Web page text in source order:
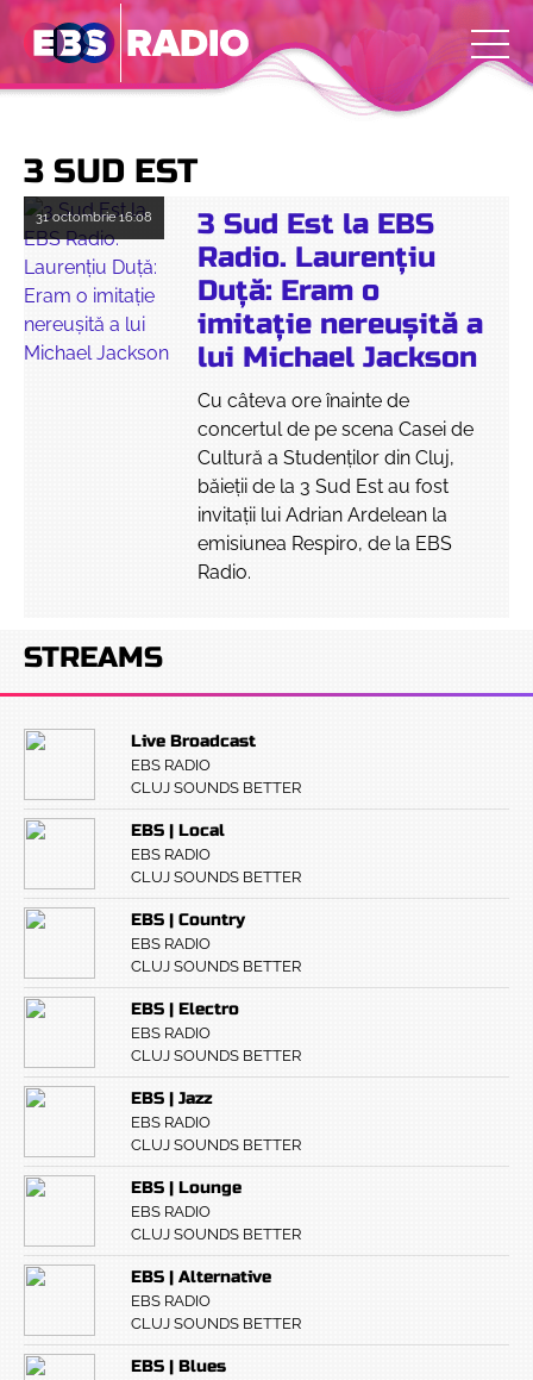
3 SUD EST
31 octombrie16:08
3 Sud Est la EBS
Radio. Laurențiu
Duță: Eram o
imitație nereușită a
lui Michael Jackson
Cu câteva ore înainte de
concertul de pe scena Casei de
Cultură a Studenților din Cluj,
băieții de la 3 Sud Est au fost
invitații lui Adrian Ardelean la
emisiunea Respiro, de la EBS
Radio.
STREAMS
Live Broadcast
EBS RADIO
CLUJ SOUNDS BETTER
EBS | Local
EBS RADIO
CLUJ SOUNDS BETTER
EBS | Country
EBS RADIO
CLUJ SOUNDS BETTER
EBS | Electro
EBS RADIO
CLUJ SOUNDS BETTER
EBS | Jazz
EBS RADIO
CLUJ SOUNDS BETTER
EBS | Lounge
EBS RADIO
CLUJ SOUNDS BETTER
EBS | Alternative
EBS RADIO
CLUJ SOUNDS BETTER
EBS | Blues